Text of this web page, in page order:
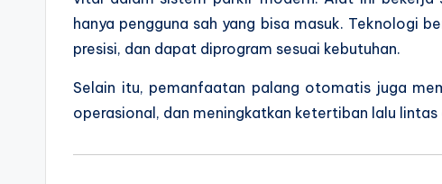
hanya pengguna sah yang bisa masuk. Teknologi
presisi, dan dapat diprogram sesuai kebutuhan.
Selain itu, pemanfaatan palang otomatis juga
operasional, dan meningkatkan ketertiban lalu